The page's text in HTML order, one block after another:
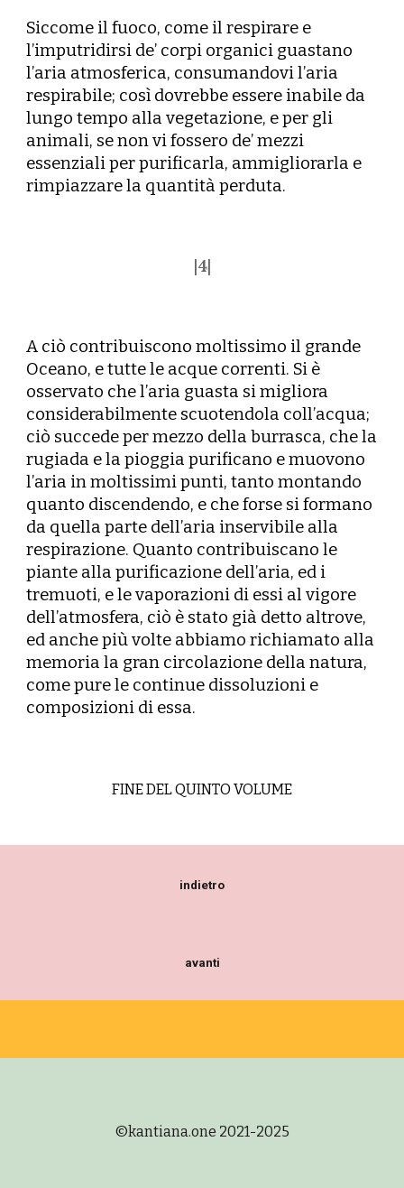
Siccome il fuoco, come il respirare e
l’imputridirsi de’ corpi organici guastano
l’aria atmosferica, consumandovi l’aria
respirabile; così dovrebbe essere inabile da
lungo tempo alla vegetazione, e per gli
animali, se non vi fossero de’ mezzi
essenziali per purificarla, ammigliorarla e
rimpiazzare la quantità perduta.
4|
A ciò contribuiscono moltissimo il grande
Oceano, e tutte le acque correnti. Si è
osservato che l’aria guasta si migliora
considerabilmente scuotendola coll’acqua;
ciò succede per mezzo della burrasca, che la
rugiada e la pioggia purificano e muovono
l’aria in moltissimi punti, tanto montando
quanto discendendo, e che forse si formano
da quella parte dell’aria inservibile alla
respirazione. Quanto contribuiscano le
piante alla purificazione dell’aria, ed i
tremuoti, e le vaporazioni di essi al vigore
dell’atmosfera, ciò è stato già detto altrove,
ed anche più volte abbiamo richiamato alla
memoria la gran circolazione della natura,
come pure le continue dissoluzioni e
composizioni di essa.
FINE DEL QUINTO VOLUME
indietro
avanti
©kantiana.one 2021-2025